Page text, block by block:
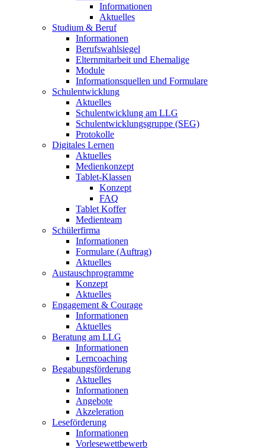
Informationen
Aktuelles
Studium & Beruf
Informationen
Berufswahlsiegel
Elternmitarbeit und Ehemalige
Module
Informationsquellen und Formulare
Schulentwicklung
Aktuelles
Schulentwicklung am LLG
Schulentwicklungsgruppe (SEG)
Protokolle
Digitales Lernen
Aktuelles
Medienkonzept
Tablet-Klassen
Konzept
FAQ
Tablet Koffer
Medienteam
Schülerfirma
Informationen
Formulare (Auftrag)
Aktuelles
Austauschprogramme
Konzept
Aktuelles
Engagement & Courage
Informationen
Aktuelles
Beratung am LLG
Informationen
Lerncoaching
Begabungsförderung
Aktuelles
Informationen
Angebote
Akzeleration
Leseförderung
Informationen
Vorlesewettbewerb